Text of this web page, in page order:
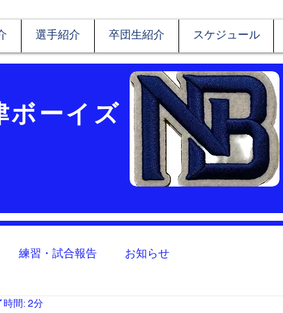
選手紹介 卒団生紹介 スケジュール
ボーイズ
練習・試合報告 お知らせ
時間: 2分